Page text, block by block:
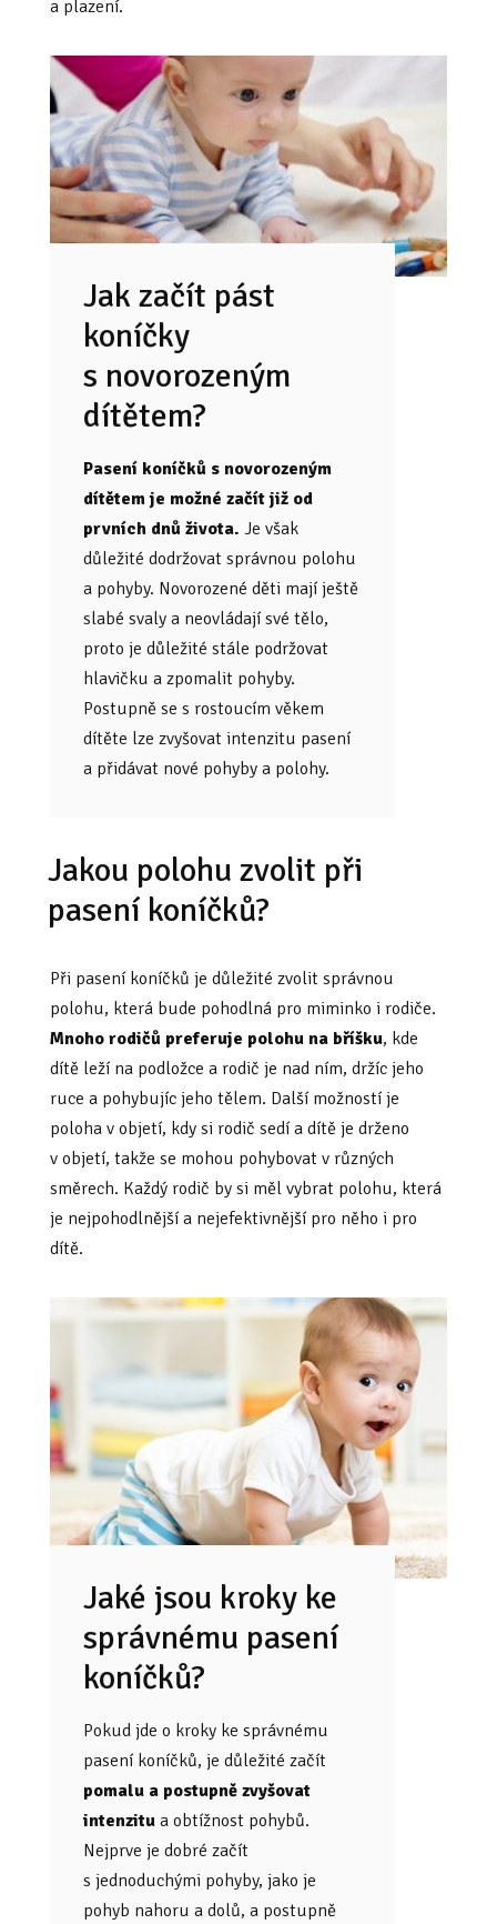
a plazení.
Jak začít pást
koníčky
s novorozeným
dítětem?
Pasení koníčků s novorozeným
dítětem je možné začít již od
prvních dnů života. Je však
důležité dodržovat správnou polohu
a pohyby. Novorozené děti mají ještě
slabé svaly a neovládají své tělo,
proto je důležité stále podržovat
hlavičku a zpomalit pohyby.
Postupně se s rostoucím věkem
dítěte lze zvyšovat intenzitu pasení
a přidávat nové pohyby a polohy.
Jakou polohu zvolit při
pasení koníčků?
Při pasení koníčků je důležité zvolit správnou
polohu, která bude pohodlná pro miminko i rodiče.
Mnoho rodičů preferuje polohu na bříšku, kde
dítě leží na podložce a rodič je nad ním, držíc jeho
ruce a pohybujíc jeho tělem. Další možností je
poloha v objetí, kdy si rodič sedí a dítě je drženo
v objetí, takže se mohou pohybovat v různých
směrech. Každý rodič by si měl vybrat polohu, která
je nejpohodlnější a nejefektivnější pro něho i pro
dítě.
Jaké jsou kroky ke
správnému pasení
koníčků?
Pokud jde o kroky ke správnému
pasení koníčků, je důležité začít
pomalu a postupně zvyšovat
intenzitua obtížnost pohybů.
Nejprve je dobré začít
s jednoduchými pohyby, jako je
pohyb nahoru a dolů, a postupně